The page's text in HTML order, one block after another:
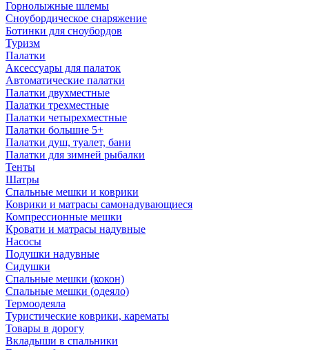
Горнолыжные шлемы
Сноубордическое снаряжение
Ботинки для сноубордов
Туризм
Палатки
Аксессуары для палаток
Автоматические палатки
Палатки двухместные
Палатки трехместные
Палатки четырехместные
Палатки большие 5+
Палатки душ, туалет, бани
Палатки для зимней рыбалки
Тенты
Шатры
Спальные мешки и коврики
Коврики и матрасы самонадувающиеся
Компрессионные мешки
Кровати и матрасы надувные
Насосы
Подушки надувные
Сидушки
Спальные мешки (кокон)
Спальные мешки (одеяло)
Термоодеяла
Туристические коврики, карематы
Товары в дорогу
Вкладыши в спальники